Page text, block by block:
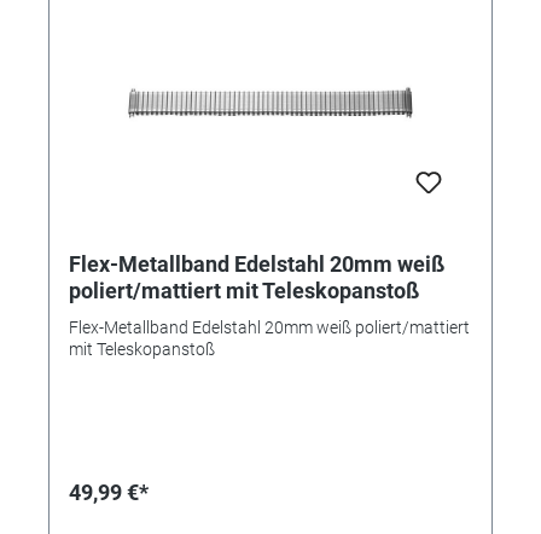
Flex-Metallband Edelstahl 20mm weiß
poliert/mattiert mit Teleskopanstoß
Flex-Metallband Edelstahl 20mm weiß poliert/mattiert
mit Teleskopanstoß
49,99 €*